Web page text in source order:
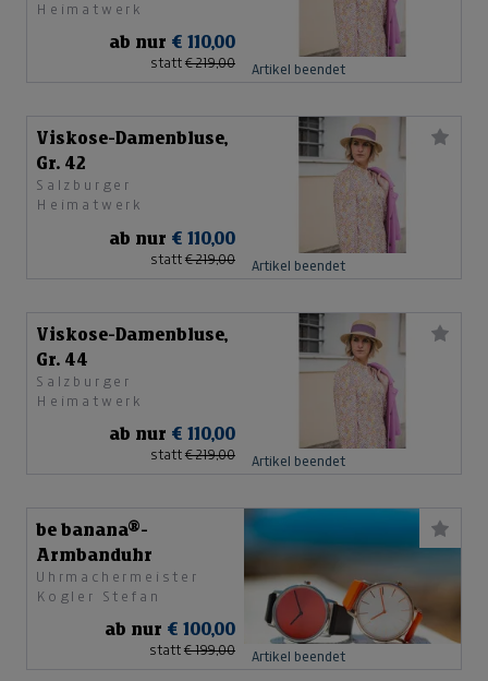
Heimatwerk
ab nur € 110,00
statt € 219,00 Artikel beendet
Viskose-Damenbluse,
Gr. 42
Salzburger
Heimatwerk
ab nur € 110,00
statt € 219,00 Artikel beendet
Viskose-Damenbluse,
Gr. 44
Salzburger
Heimatwerk
ab nur € 110,00
statt € 219,00 Artikel beendet
be banana®-
Armbanduhr
Uhrmachermeister
Kogler Stefan
ab nur € 100,00
statt € 199,00 Artikel beendet